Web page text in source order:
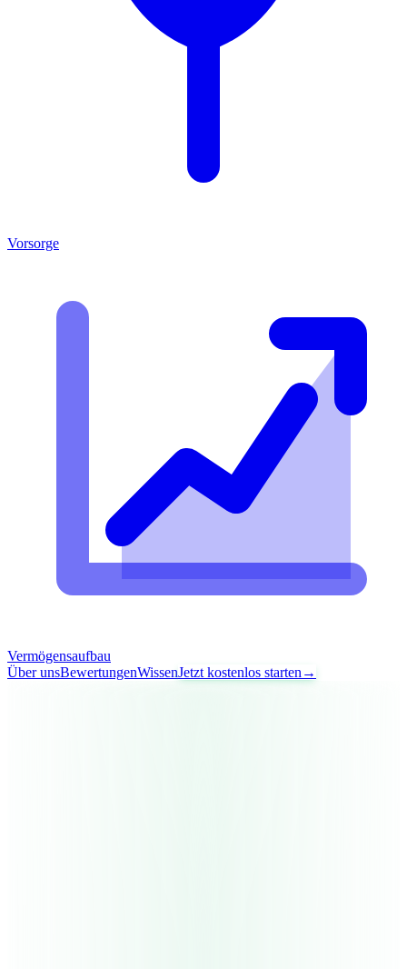
Vorsorge
Vermögensaufbau
Über unsBewertungenWissenJetzt kostenlos starten →